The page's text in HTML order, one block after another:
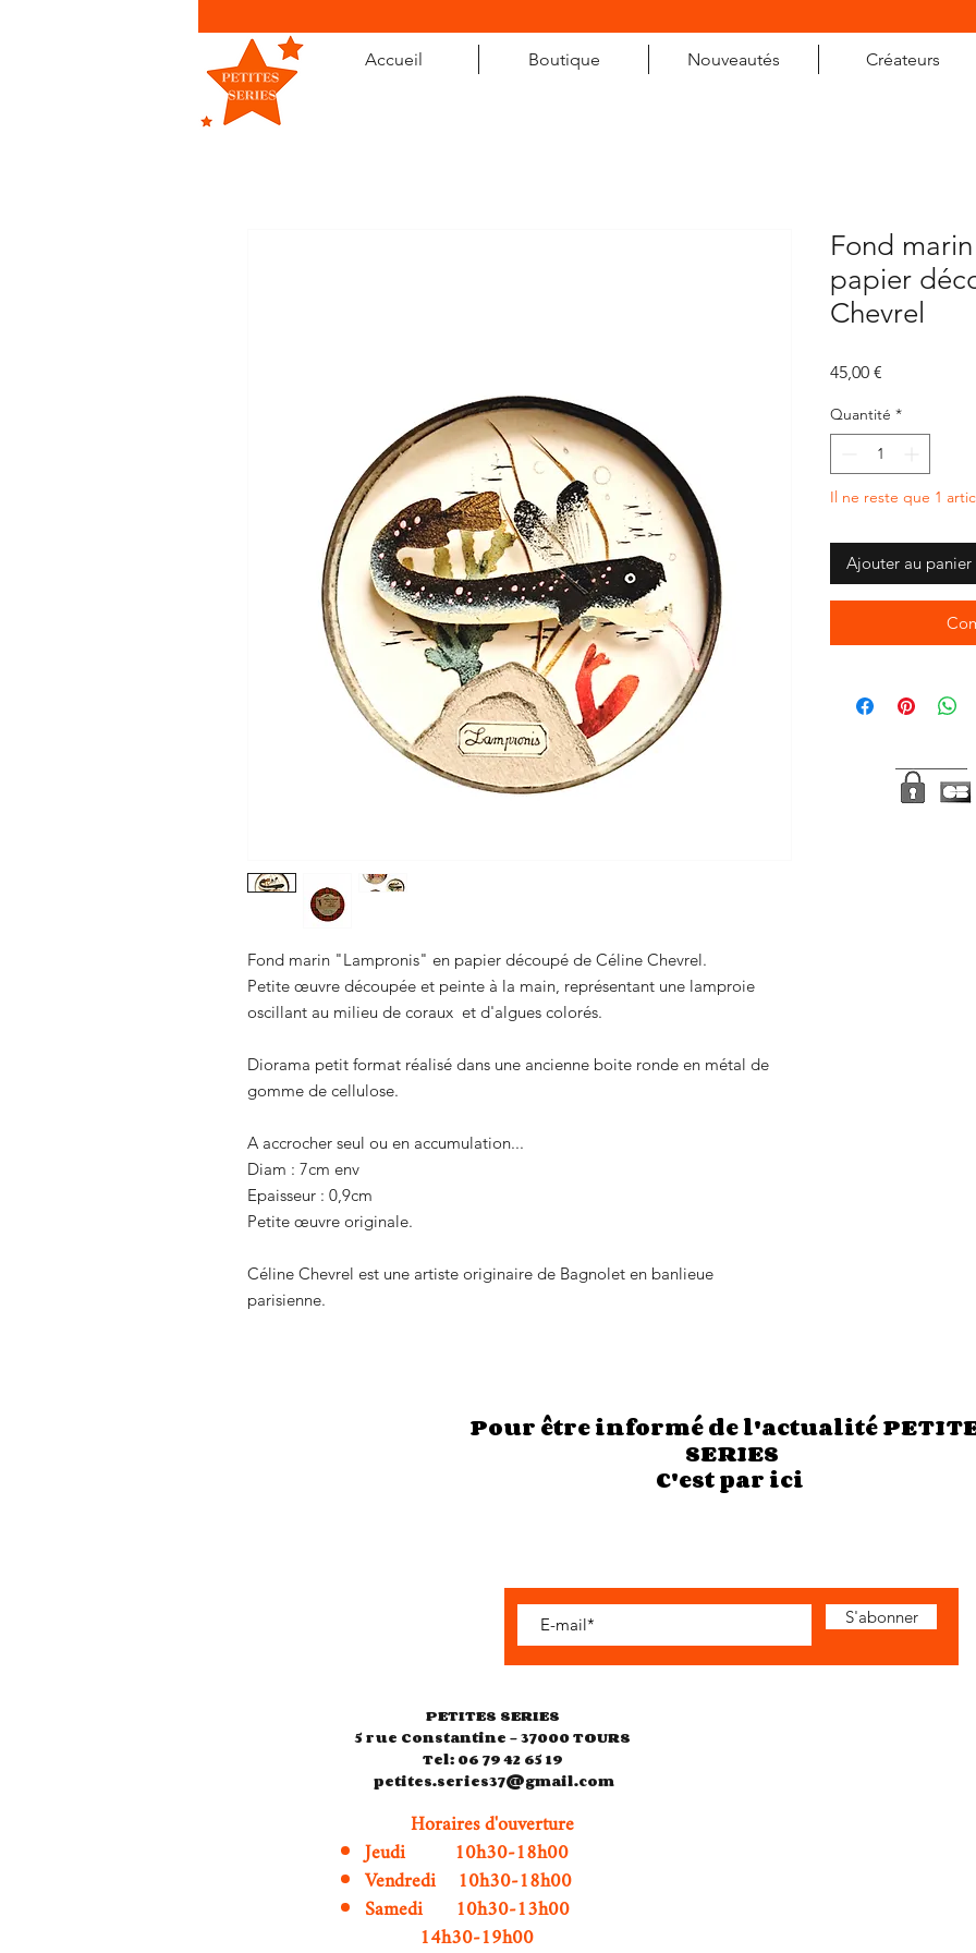
Accueil Boutique Nouveautés Créateurs
Fond marin "Lampronis" en papier découpé de Céline Chevrel.
Petite œuvre découpée et peinte à la main, représentant une lamproie
oscillant au milieu de coraux et d'algues colorés.
Diorama petit format réalisé dans une ancienne boite ronde en métal de
gomme de cellulose.
A accrocher seul ou en accumulation...
Diam : 7cm env
Epaisseur : 0,9cm
Petite œuvre originale.
Céline Chevrel est une artiste originaire de Bagnolet en banlieue
parisienne.
Fond
papier
Chevrel
45,00 €
Quantité *
Il ne reste que 1
Ajouter au panier
Pour être informé de l'actualité
SERIES
C'est par ici
S'abonner
PETITES SERIES
5 rue Constantine - 37000 TOURS
Tel: 06 79 42 65 19
petites.series37@gmail.com
Horaires d'ouverture
Jeudi 10h30-18h00
Vendredi 10h30-18h00
Samedi 10h30-13h00
14h30-19h00